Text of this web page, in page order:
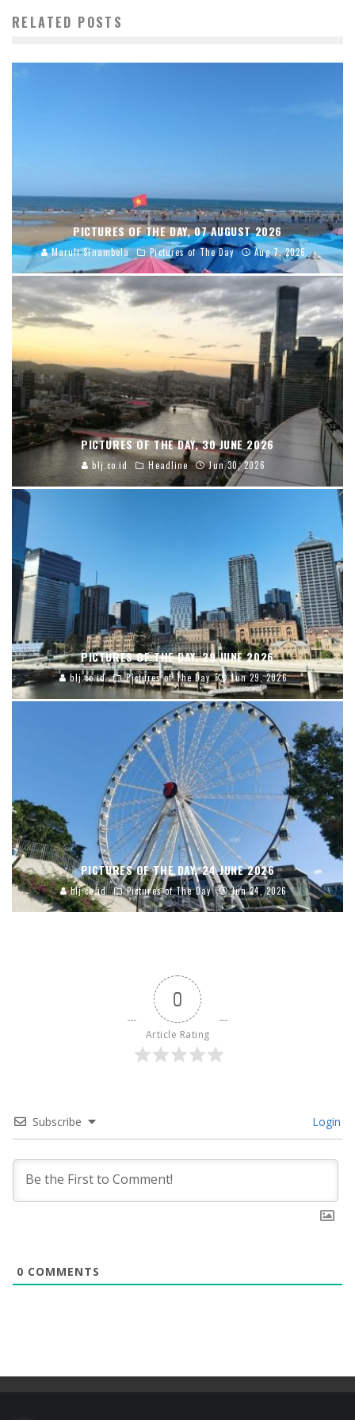
RELATED POSTS
PICTURES OF THE DAY, 07 AUGUST 2026
Maruli Sinambela Pictures of The Day Aug 7, 2026
PICTURES OF THE DAY, 30 JUNE 2026
blj.co.id Headline Jun 30, 2026
PICTURES OF THE DAY, 29 JUNE 2026
blj.co.id Pictures of The Day Jun 29, 2026
PICTURES OF THE DAY, 24 JUNE 2026
blj.co.id Pictures of The Day Jun 24, 2026
0
Article Rating
Subscribe Login
0 COMMENTS